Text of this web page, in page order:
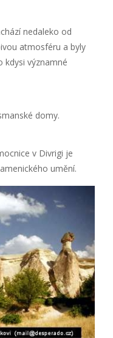
nedaleko od
atmosféru a byly
kdysi významné
domy.
v Divrigi je
umění.